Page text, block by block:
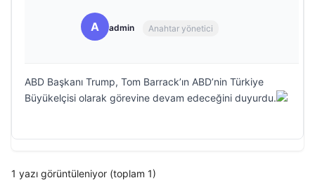
A admin Anahtar yönetici
ABD Başkanı Trump, Tom Barrack’ın ABD’nin Türkiye
Büyükelçisi olarak görevine devam edeceğini duyurdu.
1 yazı görüntüleniyor (toplam 1)